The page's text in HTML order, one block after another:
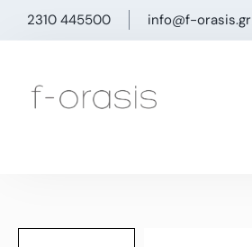
2310 445500 info@f-orasis.gr